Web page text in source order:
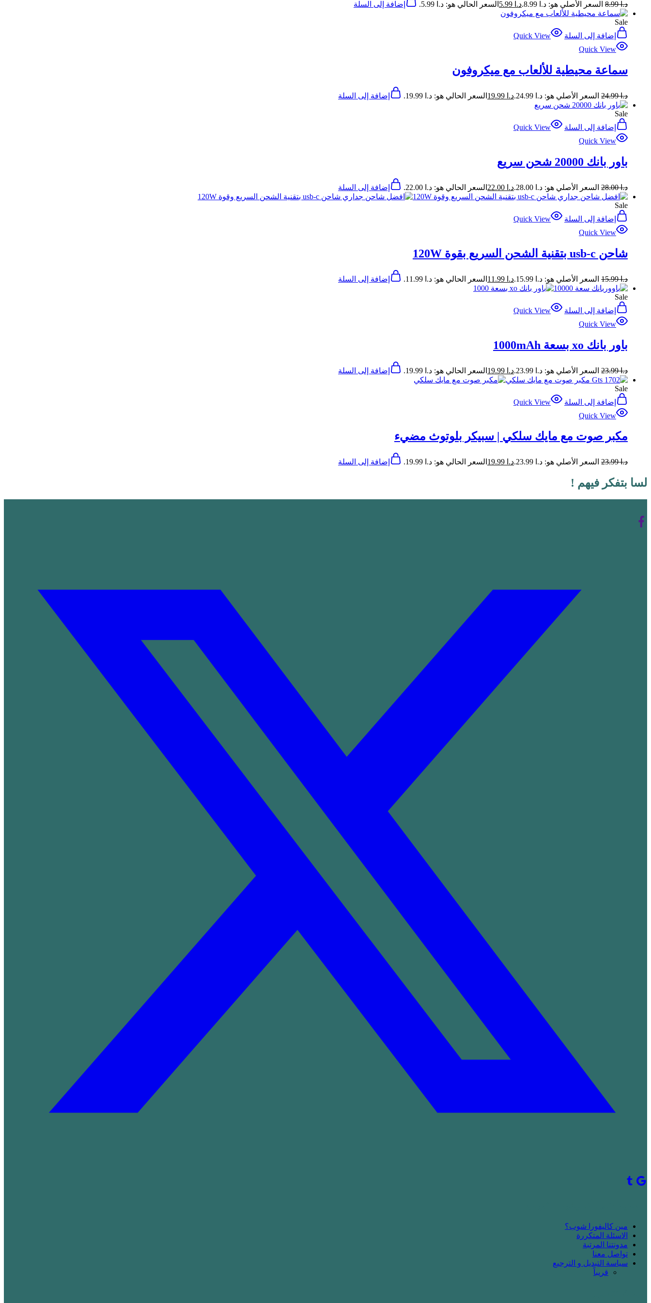
د.ا8.99 السعر الأصلي هو: د.ا 8.99. د.ا السعر الحالي هو: د.ا 5.99. إضافة إلى السلة
Sale
إضافة إلى السلة
Quick View
Quick View
سماعة محيطية للألعاب مع ميكروفون
د.ا24.99 السعر الأصلي هو: د.ا 24.99. د.ا السعر الحالي هو: د.ا 19.99. إضافة إلى السلة
Sale
إضافة إلى السلة
Quick View
Quick View
باور بانك 20000 شحن سريع
د.ا28.00 السعر الأصلي هو: د.ا 28.00. د.ا السعر الحالي هو: د.ا 22.00. إضافة إلى السلة
Sale
إضافة إلى السلة
Quick View
Quick View
شاحن usb-c بتقنية الشحن السريع بقوة 120W
د.ا15.99 السعر الأصلي هو: د.ا 15.99. د.ا السعر الحالي هو: د.ا 11.99. إضافة إلى السلة
Sale
إضافة إلى السلة
Quick View
Quick View
باور بانك xo بسعة 1000mAh
د.ا23.99 السعر الأصلي هو: د.ا 23.99. د.ا السعر الحالي هو: د.ا 19.99. إضافة إلى السلة
Sale
إضافة إلى السلة
Quick View
Quick View
مكبر صوت مع مايك سلكي | سبيكر بلوتوث مضيء
د.ا23.99 السعر الأصلي هو: د.ا 23.99. د.ا السعر الحالي هو: د.ا 19.99. إضافة إلى السلة
لسا بتفكر فيهم !
مين كاليفورا شوب؟
الاسئلة المتكررة
مدونتنا المرتبة
تواصل معنا
سياسة التبديل و الترجيع
قريباََ